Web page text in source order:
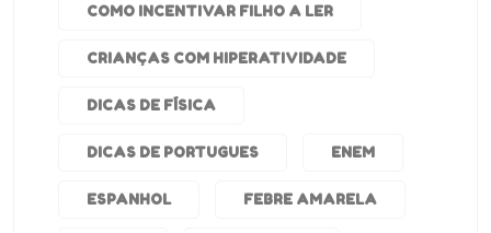
COMO INCENTIVAR FILHO A LER
CRIANÇAS COM HIPERATIVIDADE
DICAS DE FÍSICA
DICAS DE PORTUGUES ENEM
ESPANHOL FEBRE AMARELA